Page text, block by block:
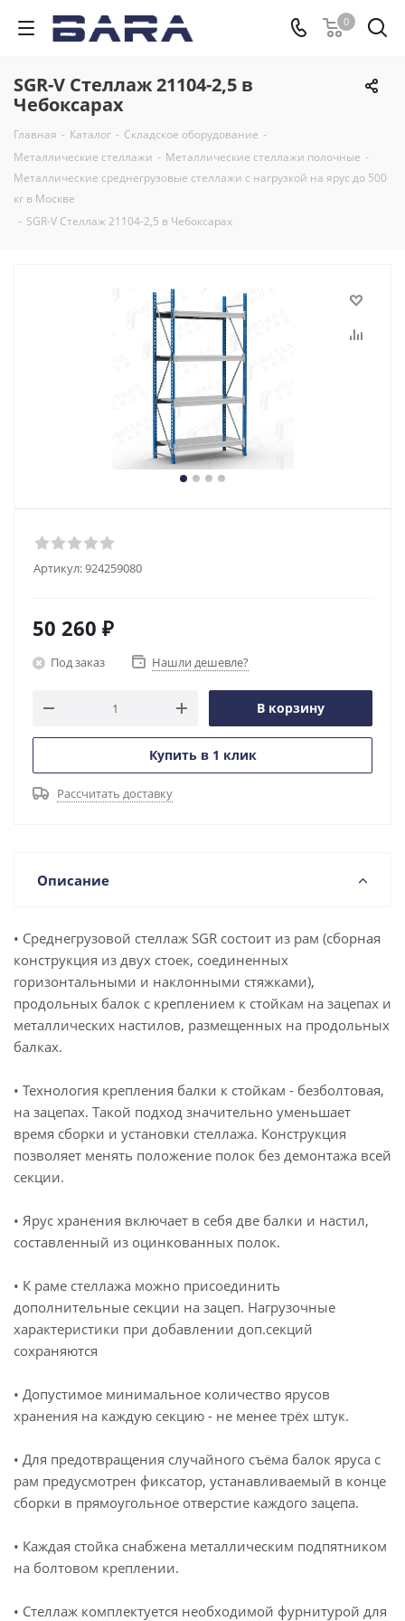
0
SGR-V Стеллаж 21104-2,5 в
Чебоксарах
Главная - Каталог - Складское оборудование -
Металлические стеллажи - Металлические стеллажи полочные -
Металлические среднегрузовые стеллажи с нагрузкой на ярус до 500
кг в Москве
- SGR-V Стеллаж 21104-2,5 в Чебоксарах
Артикул:924259080
50 260 ₽
Под заказ Нашли дешевле?
В корзину
Купить в 1 клик
Рассчитать доставку
Описание
• Среднегрузовой стеллаж SGR состоит из рам (сборная
конструкция из двух стоек, соединенных
горизонтальными и наклонными стяжками),
продольных балок с креплением к стойкам на зацепах и
металлических настилов, размещенных на продольных
балках.
• Технология крепления балки к стойкам - безболтовая,
на зацепах. Такой подход значительно уменьшает
время сборки и установки стеллажа. Конструкция
позволяет менять положение полок без демонтажа всей
секции.
• Ярус хранения включает в себя две балки и настил,
составленный из оцинкованных полок.
• К раме стеллажа можно присоединить
дополнительные секции на зацеп. Нагрузочные
характеристики при добавлении доп.секций
сохраняются
• Допустимое минимальное количество ярусов
хранения на каждую секцию - не менее трёх штук.
• Для предотвращения случайного съёма балок яруса с
рам предусмотрен фиксатор, устанавливаемый в конце
сборки в прямоугольное отверстие каждого зацепа.
• Каждая стойка снабжена металлическим подпятником
на болтовом креплении.
• Стеллаж комплектуется необходимой фурнитурой для